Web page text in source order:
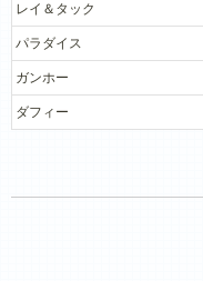
レイ＆タック
パラダイス
ガンホー
ダフィー